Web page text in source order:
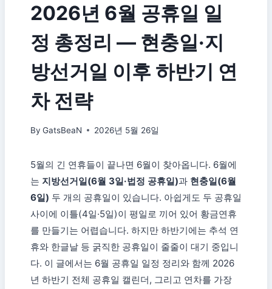
2026년 6월 공휴일 일
정 총정리 — 현충일·지
방선거일 이후 하반기 연
차 전략
By GatsBeaN 2026년 5월 26일
5월의 긴 연휴들이 끝나면 6월이 찾아옵니다. 6월에
는 지방선거일(6월 3일·법정 공휴일)과 현충일(6월
6일) 두 개의 공휴일이 있습니다. 아쉽게도 두 공휴일
사이에 이틀(4일·5일)이 평일로 끼어 있어 황금연휴
를 만들기는 어렵습니다. 하지만 하반기에는 추석 연
휴와 한글날 등 굵직한 공휴일이 줄줄이 대기 중입니
다. 이 글에서는 6월 공휴일 일정 정리와 함께 2026
년 하반기 전체 공휴일 캘린더, 그리고 연차를 가장